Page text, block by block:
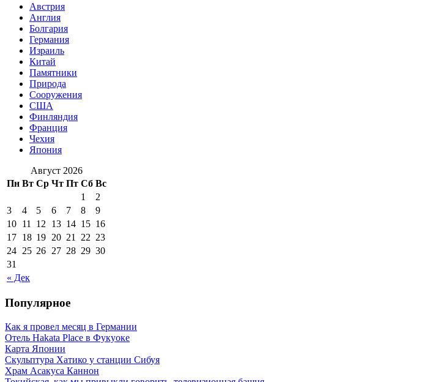
Австрия
Англия
Болгария
Германия
Израиль
Китай
Памятники
Природа
Сооружения
США
Финляндия
Франция
Чехия
Япония
Август 2026
Пн Вт Ср Чт Пт Сб Вс
« Дек
1
2
3
4 5 6 7 8
9
10 11 12 13 14 15 16
17 18 19 20 21 22 23
24 25 26 27 28 29 30
31
Популярное
Как я провел месяц в Германии
Отель Hakata Place в Фукуоке
Карта Японии
Скульптура Хатико у станции Сибуя
Храм Асакуса Каннон